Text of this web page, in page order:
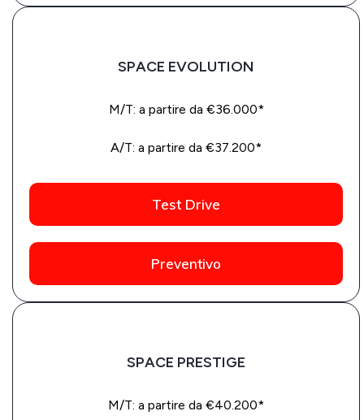
SPACE EVOLUTION
M/T: a partire da €36.000*
A/T: a partire da €37.200*
Test Drive
Preventivo
SPACE PRESTIGE
M/T: a partire da €40.200*